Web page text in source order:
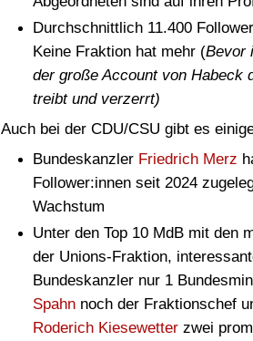
Durchschnittlich 11.400
Keine Fraktion hat mehr (Bevor
der große Account von Habeck
treibt und verzerrt)
Auch bei der CDU/CSU gibt es
Bundeskanzler Friedrich Merz
Follower:innen seit 2024
Wachstum
Unter den Top 10 MdB mit den
der Unions-Fraktion,
Bundeskanzler nur 1
Spahnnoch der Fraktionschef
Roderich Kiesewetterzwei